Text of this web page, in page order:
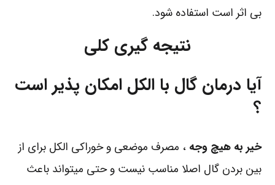
بی اثر است استفاده شود.
نتیجه گیری کلی
آیا درمان گال با الکل امکان پذیر است
؟
خیر به هیچ وجه ، مصرف موضعی و خوراکی الکل برای از
بین بردن گال اصلا مناسب نیست و حتی میتواند باعث